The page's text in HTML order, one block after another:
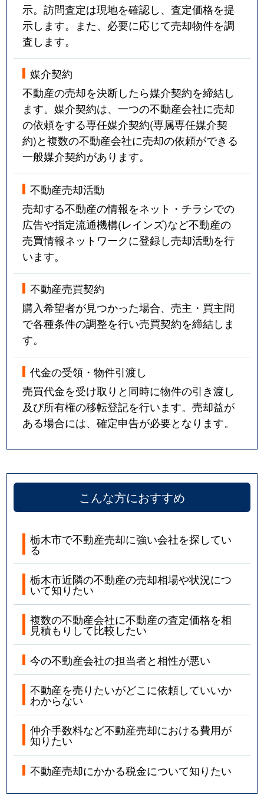
示。訪問査定は現地を確認し、査定価格を提
示します。また、必要に応じて売却物件を調
査します。
媒介契約
不動産の売却を決断したら媒介契約を締結し
ます。媒介契約は、一つの不動産会社に売却
の依頼をする専任媒介契約(専属専任媒介契
約)と複数の不動産会社に売却の依頼ができる
一般媒介契約があります。
不動産売却活動
売却する不動産の情報をネット・チラシでの
広告や指定流通機構(レインズ)など不動産の
売買情報ネットワークに登録し売却活動を行
います。
不動産売買契約
購入希望者が見つかった場合、売主・買主間
で各種条件の調整を行い売買契約を締結しま
す。
代金の受領・物件引渡し
売買代金を受け取りと同時に物件の引き渡し
及び所有権の移転登記を行います。売却益が
ある場合には、確定申告が必要となります。
こんな方におすすめ
栃木市で不動産売却に強い会社を探してい
る
栃木市近隣の不動産の売却相場や状況につ
いて知りたい
複数の不動産会社に不動産の査定価格を相
見積もりして比較したい
今の不動産会社の担当者と相性が悪い
不動産を売りたいがどこに依頼していいか
わからない
仲介手数料など不動産売却における費用が
知りたい
不動産売却にかかる税金について知りたい